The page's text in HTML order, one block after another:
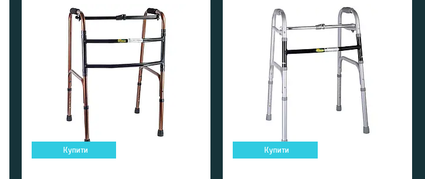
Купити Купити